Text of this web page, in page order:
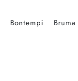
Bontempi Bruma